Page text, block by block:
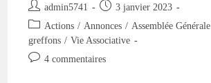
Auteur/autrice
de
publication :
admin5741
Publication
publiée :
3 janvier 2023
Post
category:
Actions / Annonces / Assemblée Générale
greffons / Vie Associative
Commentaires
4 commentaires